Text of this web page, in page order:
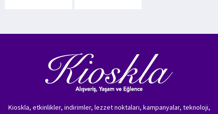
Kioskla, etkinlikler, indirimler, lezzet noktaları, kampanyalar, teknoloji,